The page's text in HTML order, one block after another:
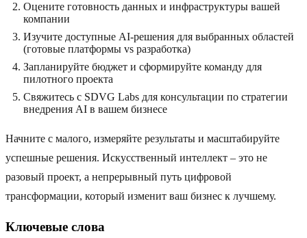
Оцените готовность данных и инфраструктуры вашей
компании
Изучите доступные AI-решения для выбранных областей
(готовые платформы vs разработка)
Запланируйте бюджет и сформируйте команду для
пилотного проекта
Свяжитесь с SDVG Labs для консультации по стратегии
внедрения AI в вашем бизнесе
Начните с малого, измеряйте результаты и масштабируйте
успешные решения. Искусственный интеллект – это не
разовый проект, а непрерывный путь цифровой
трансформации, который изменит ваш бизнес к лучшему.
Ключевые слова